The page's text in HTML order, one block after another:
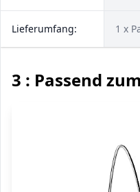
Lieferumfang: 1 x
3 : Passend